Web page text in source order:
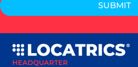
SUBMIT
HEADQUARTER